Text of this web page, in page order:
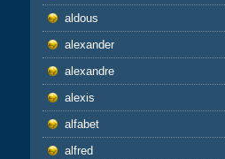
aldous
alexander
alexandre
alexis
alfabet
alfred